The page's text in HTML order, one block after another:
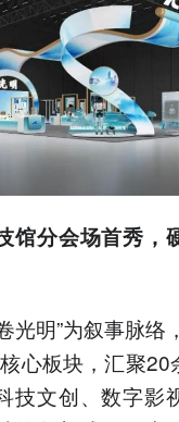
馆分会场首秀 ，
光明”为叙事脉络
核心板块，汇聚
技文创、数字影